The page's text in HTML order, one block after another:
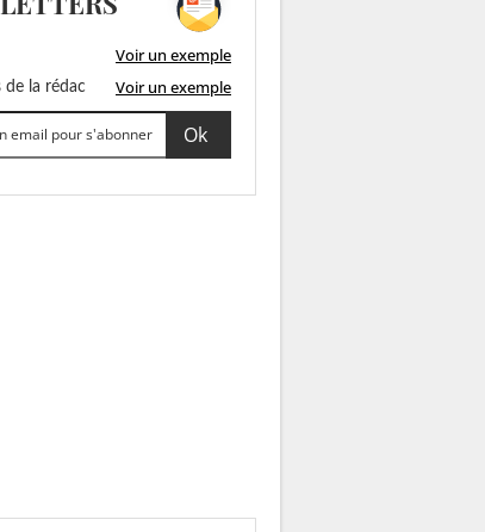
Voir un exemple
de la rédac Voir un exemple